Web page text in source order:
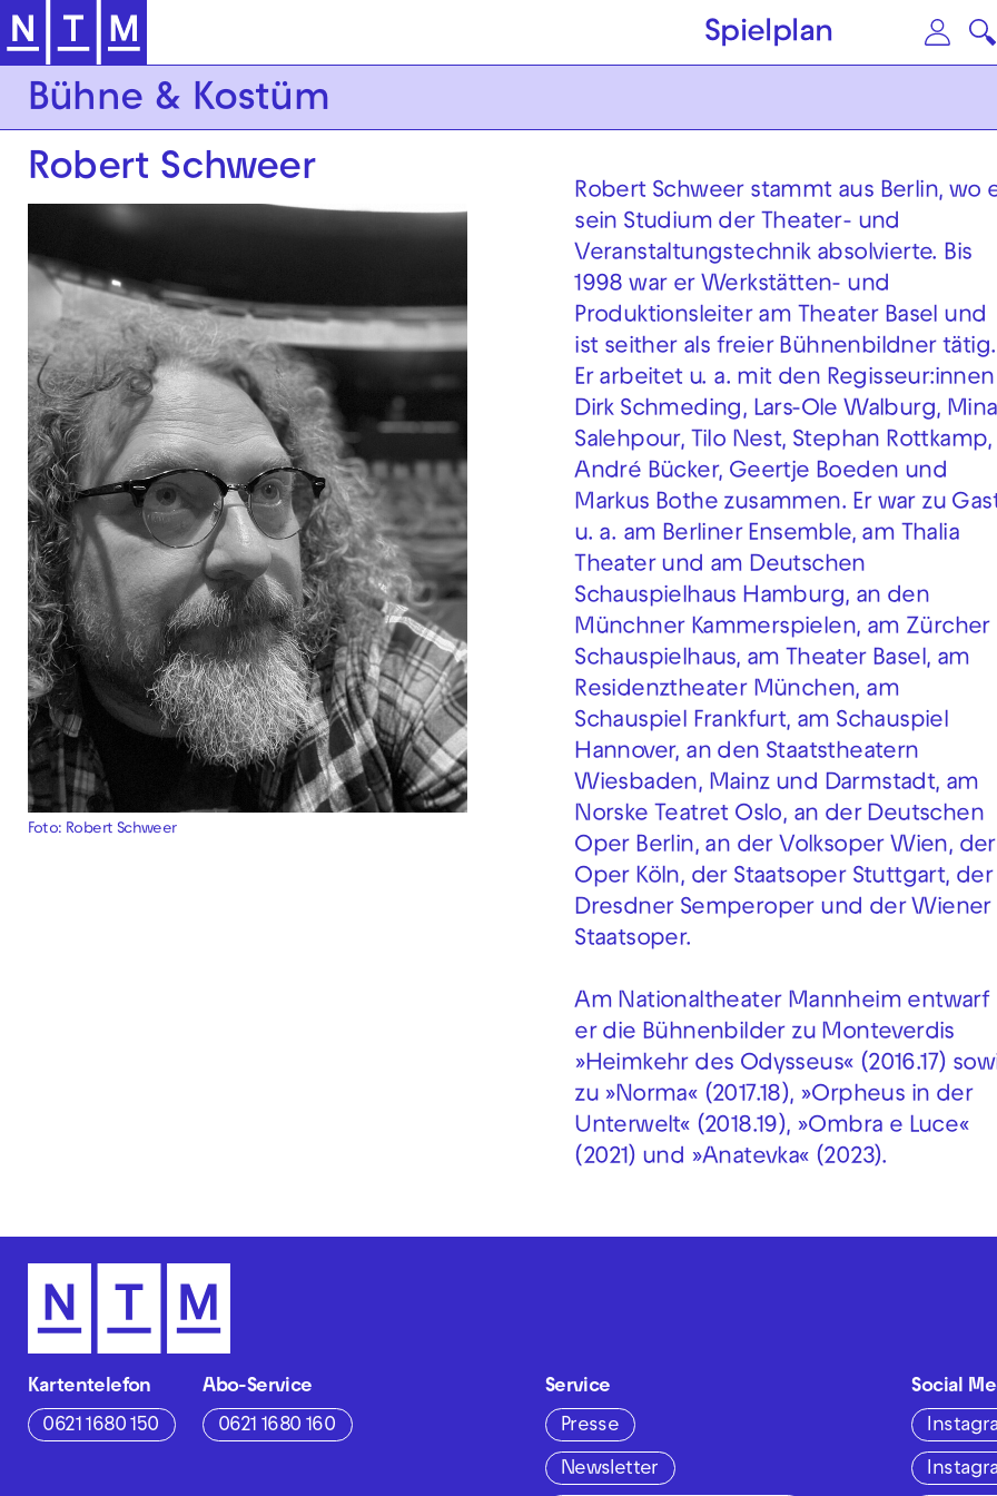
Zur Hauptnavigation springen Zum Hauptinhalt springen
Spielplan
Bühne & Kostüm
Robert Schweer
Foto: Robert Schweer
Robert Schweer stammt aus Berlin, wo
sein Studium der Theater- und
Veranstaltungstechnik absolvierte. Bis
1998 war er Werkstätten- und
Produktionsleiter am Theater Basel und
ist seither als freier Bühnenbildner tätig.
Er arbeitet u. a. mit den Regisseur:innen
Dirk Schmeding, Lars-Ole Walburg, Mina
Salehpour, Tilo Nest, Stephan Rottkamp,
André Bücker, Geertje Boeden und
Markus Bothe zusammen. Er war zu
u. a. am Berliner Ensemble, am Thalia
Theater und am Deutschen
Schauspielhaus Hamburg, an den
Münchner Kammerspielen, am Zürcher
Schauspielhaus, am Theater Basel, am
Residenztheater München, am
Schauspiel Frankfurt, am Schauspiel
Hannover, an den Staatstheatern
Wiesbaden, Mainz und Darmstadt, am
Norske Teatret Oslo, an der Deutschen
Oper Berlin, an der Volksoper Wien, der
Oper Köln, der Staatsoper Stuttgart, der
Dresdner Semperoper und der Wiener
Staatsoper.
Am Nationaltheater Mannheim entwarf
er die Bühnenbilder zu Monteverdis
»Heimkehr des Odysseus« (2016.17)
zu »Norma« (2017.18), »Orpheus in der
Unterwelt« (2018.19), »Ombra e Luce«
(2021) und »Anatevka« (2023).
Kartentelefon
0621 1680 150
Abo-Service
0621 1680 160
Service
Presse
Newsletter
Social